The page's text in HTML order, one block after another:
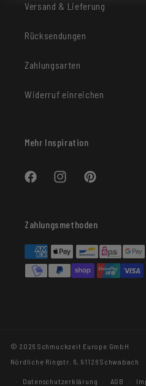
Versand & Lieferung
Rücksendungen
Zahlungsarten
Widerruf einreichen
Mehr Inspiration
FacebookInstagramPinterest
Zahlungsmethoden
© 2026 Schmuckzeit Europe GmbH
Nördliche Ringstr. 6, 91126 Schwabach
Datenschutzerklärung AGB